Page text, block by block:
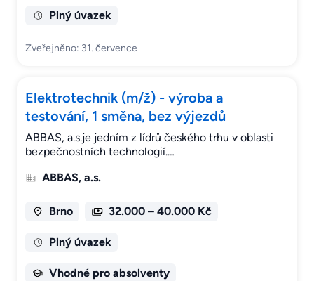
Plný úvazek
Zveřejněno: 31. července
Elektrotechnik (m/ž) - výroba a
testování, 1 směna, bez výjezdů
ABBAS, a.s.je jedním z lídrů českého trhu v oblasti
bezpečnostních technologií.…
ABBAS, a.s.
Brno 32.000 – 40.000 Kč
Plný úvazek
Vhodné pro absolventy